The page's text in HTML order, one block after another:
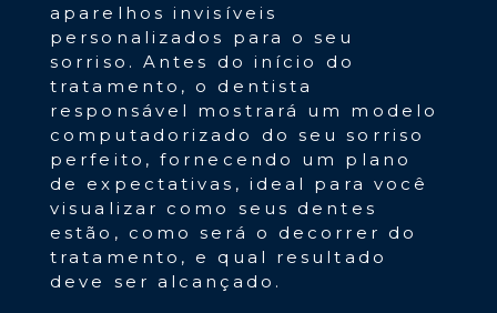
aparelhos invisíveis
personalizados para o seu
sorriso. Antes do início do
tratamento, o dentista
responsável mostrará um modelo
computadorizado do seu sorriso
perfeito, fornecendo um plano
de expectativas, ideal para você
visualizar como seus dentes
estão, como será o decorrer do
tratamento, e qual resultado
deve ser alcançado.